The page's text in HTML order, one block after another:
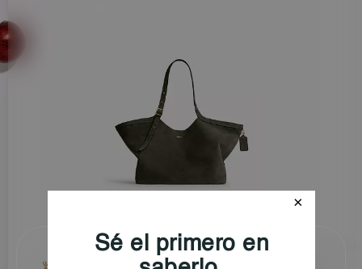
con hebillas asimétricas.